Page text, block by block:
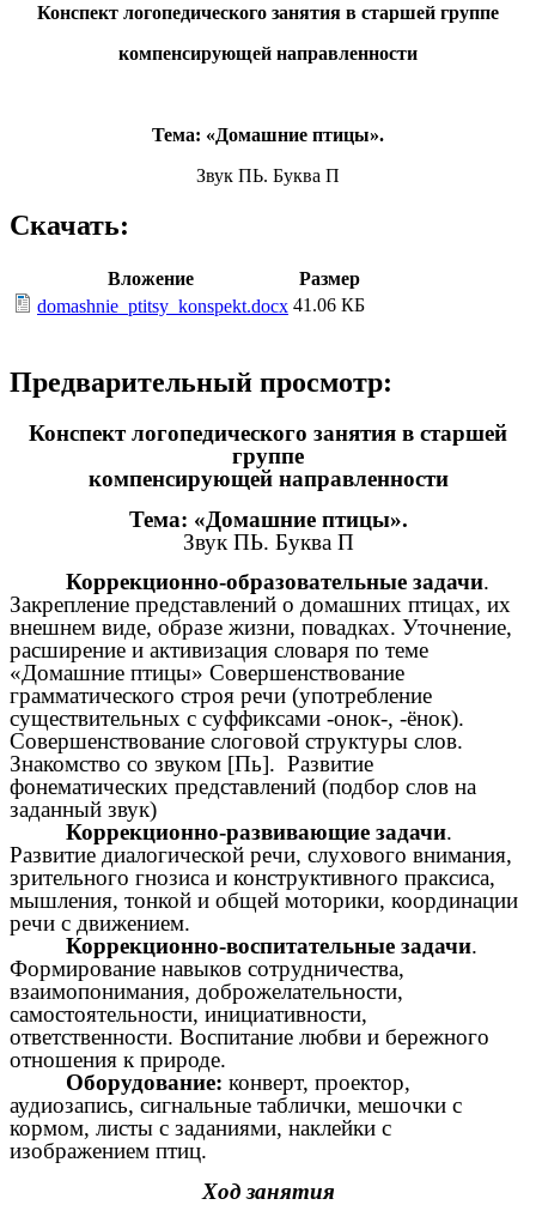
Конспект логопедического занятия в старшей группе
компенсирующей направленности
Тема: «Домашние птицы».
Звук ПЬ. Буква П
Скачать:
Вложение
Размер
domashnie_ptitsy_konspekt.docx 41.06 КБ
Предварительный просмотр:
Конспект логопедического занятия в старшей
группе
компенсирующей направленности
Тема: «Домашние птицы».
Звук ПЬ. Буква П
Коррекционно-образовательные задачи.
Закрепление представлений о домашних птицах, их
внешнем виде, образе жизни, повадках. Уточнение,
расширение и активизация словаря по теме
«Домашние птицы» Совершенствование
грамматического строя речи (употребление
существительных с суффиксами -онок-, -ёнок).
Совершенствование слоговой структуры слов.
Знакомство со звуком [Пь]. Развитие
фонематических представлений (подбор слов на
заданный звук)
Коррекционно-развивающие задачи.
Развитие диалогической речи, слухового внимания,
зрительного гнозиса и конструктивного праксиса,
мышления, тонкой и общей моторики, координации
речи с движением.
Коррекционно-воспитательные задачи.
Формирование навыков сотрудничества,
взаимопонимания, доброжелательности,
самостоятельности, инициативности,
ответственности. Воспитание любви и бережного
отношения к природе.
Оборудование:конверт, проектор,
аудиозапись, сигнальные таблички, мешочки с
кормом, листы с заданиями, наклейки с
изображением птиц.
Ход занятия